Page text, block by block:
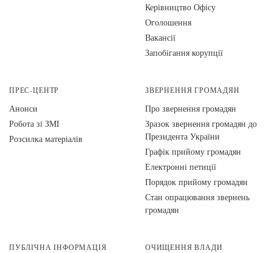
Керівництво Офісу
Оголошення
Вакансії
Запобігання корупції
ПРЕС-ЦЕНТР
Анонси
Робота зі ЗМІ
Розсилка матеріалів
ЗВЕРНЕННЯ ГРОМАДЯН
Про звернення громадян
Зразок звернення громадян до
Президента України
Графік прийому громадян
Електронні петиції
Порядок прийому громадян
Стан опрацювання звернень
громадян
ПУБЛІЧНА ІНФОРМАЦІЯ ОЧИЩЕННЯ ВЛАДИ